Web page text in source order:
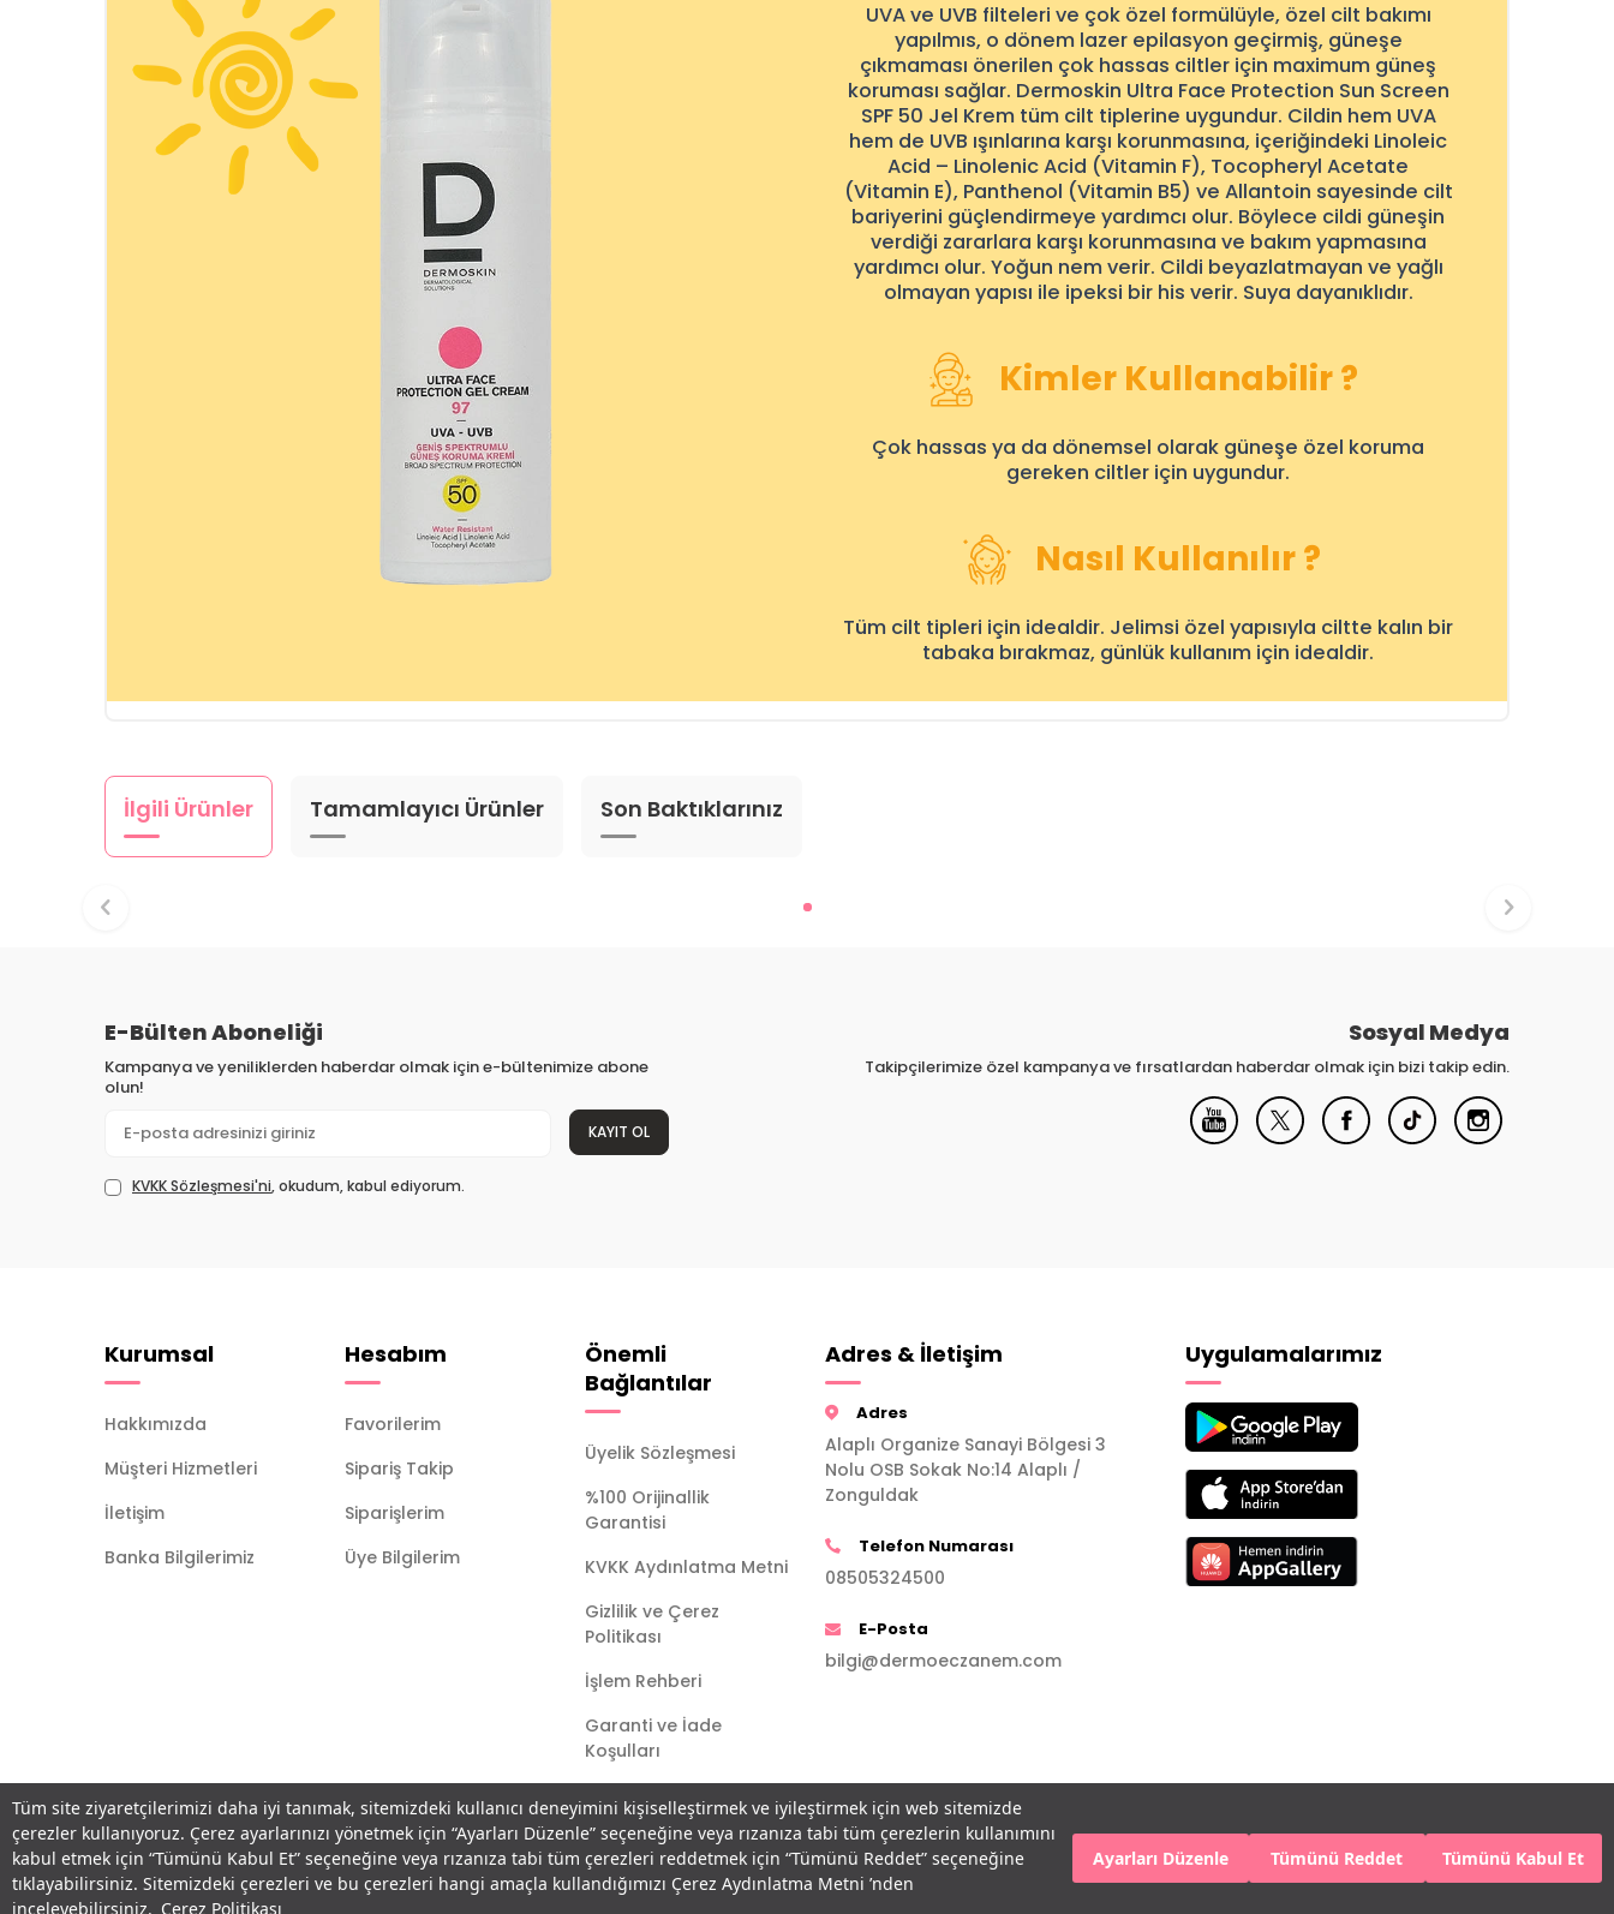
Tüm site ziyaretçilerimizi daha iyi tanımak, sitemizdeki kullanıcı deneyimini kişiselleştirmek ve iyileştirmek için web sitemizde
çerezler kullanıyoruz. Çerez ayarlarınızı yönetmek için “Ayarları Düzenle” seçeneğine veya rızanıza tabi tüm çerezlerin kullanımını
kabul etmek için “Tümünü Kabul Et” seçeneğine veya rızanıza tabi tüm çerezleri reddetmek için “Tümünü Reddet” seçeneğine
tıklayabilirsiniz. Sitemizdeki çerezleri ve bu çerezleri hangi amaçla kullandığımızı Çerez Aydınlatma Metni ’nden
inceleyebilirsiniz. Çerez Politikası
Ayarları Düzenle Tümünü Reddet Tümünü Kabul Et
UVA ve UVB filteleri ve çok özel formülüyle, özel cilt bakımı
yapılmıs, o dönem lazer epilasyon geçirmiş, güneşe
çıkmaması önerilen çok hassas ciltler için maximum güneş
koruması sağlar. Dermoskin Ultra Face Protection Sun Screen
SPF 50 Jel Krem tüm cilt tiplerine uygundur. Cildin hem UVA
hem de UVB ışınlarına karşı korunmasına, içeriğindeki Linoleic
Acid – Linolenic Acid (Vitamin F), Tocopheryl Acetate
(Vitamin E), Panthenol (Vitamin B5) ve Allantoin sayesinde cilt
bariyerini güçlendirmeye yardımcı olur. Böylece cildi güneşin
verdiği zararlara karşı korunmasına ve bakım yapmasına
yardımcı olur. Yoğun nem verir. Cildi beyazlatmayan ve yağlı
olmayan yapısı ile ipeksi bir his verir. Suya dayanıklıdır.
Kimler Kullanabilir ?
Çok hassas ya da dönemsel olarak güneşe özel koruma
gereken ciltler için uygundur.
Nasıl Kullanılır ?
Tüm cilt tipleri için idealdir. Jelimsi özel yapısıyla ciltte kalın bir
tabaka bırakmaz, günlük kullanım için idealdir.
İlgili Ürünler Tamamlayıcı Ürünler Son Baktıklarınız
E-Bülten Aboneliği
Kampanya ve yeniliklerden haberdar olmak için e-bültenimize abone
olun!
KAYIT OL
KVKK Sözleşmesi'ni, okudum, kabul ediyorum.
Sosyal Medya
Takipçilerimize özel kampanya ve fırsatlardan haberdar olmak için bizi takip edin.
Kurumsal
Hakkımızda
Müşteri Hizmetleri
İletişim
Banka Bilgilerimiz
Hesabım
Favorilerim
Sipariş Takip
Siparişlerim
Üye Bilgilerim
Önemli
Bağlantılar
Üyelik Sözleşmesi
%100 Orijinallik
Garantisi
KVKK Aydınlatma Metni
Gizlilik ve Çerez
Politikası
İşlem Rehberi
Garanti ve İade
Koşulları
Adres & İletişim
Adres
Alaplı Organize Sanayi Bölgesi 3
Nolu OSB Sokak No:14 Alaplı /
Zonguldak
Telefon Numarası
08505324500
E-Posta
bilgi@dermoeczanem.com
Uygulamalarımız